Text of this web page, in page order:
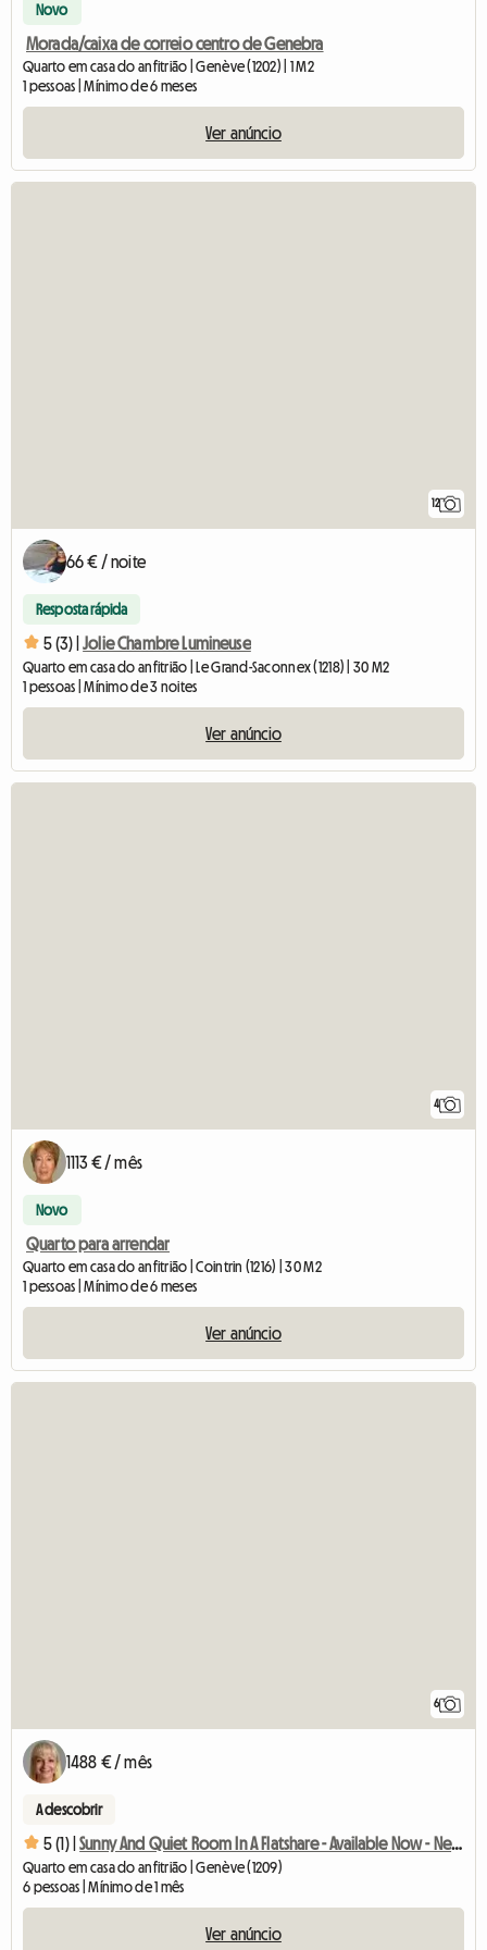
Novo
Morada/caixa de correio centro de Genebra
Quarto em casa do anfitrião | Genève (1202) | 1 M2
1 pessoas | Mínimo de 6 meses
Ver anúncio
12
66 € / noite
Resposta rápida
5 (3) | Jolie Chambre Lumineuse
Quarto em casa do anfitrião | Le Grand-Saconnex (1218) | 30 M2
1 pessoas | Mínimo de 3 noites
Ver anúncio
4
1113 € / mês
Novo
Quarto para arrendar
Quarto em casa do anfitrião | Cointrin (1216) | 30 M2
1 pessoas | Mínimo de 6 meses
Ver anúncio
6
1488 € / mês
A descobrir
5 (1) | Sunny And Quiet Room In A Flatshare - Available Now - Next
Quarto em casa do anfitrião | Genève (1209)
6 pessoas | Mínimo de 1 mês
Ver anúncio